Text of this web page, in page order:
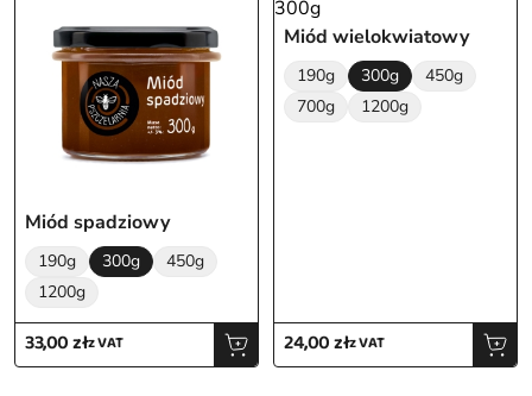
Miód spadziowy
190g 300g
450g
1200g
33,00złz VAT
Miód wielokwiatowy
190g 300g
450g
700g
1200g
24,00złz VAT